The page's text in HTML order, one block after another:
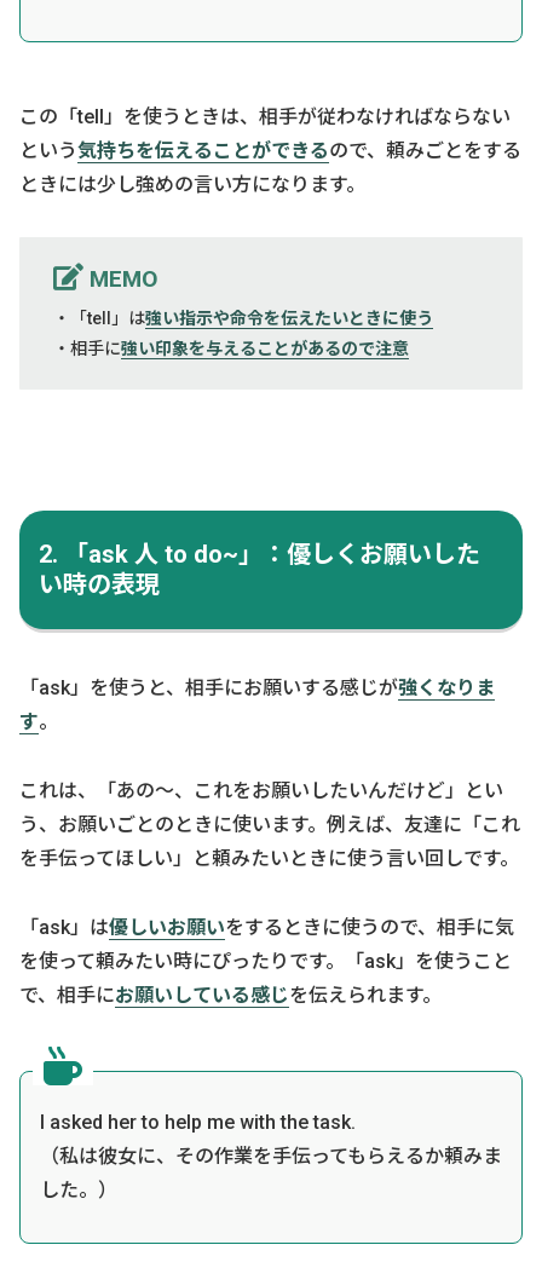
この「tell」を使うときは、相手が従わなければならない
という気持ちを伝えることができるので、頼みごとをする
ときには少し強めの言い方になります。
MEMO
・「tell」は強い指示や命令を伝えたいときに使う
・相手に強い印象を与えることがあるので注意
2. 「ask 人 to do~」：優しくお願いした
い時の表現
「ask」を使うと、相手にお願いする感じが強くなりま
す。
これは、「あの〜、これをお願いしたいんだけど」とい
う、お願いごとのときに使います。例えば、友達に「これ
を手伝ってほしい」と頼みたいときに使う言い回しです。
「ask」は優しいお願いをするときに使うので、相手に気
を使って頼みたい時にぴったりです。「ask」を使うこと
で、相手にお願いしている感じを伝えられます。
I asked her to help me with the task.
（私は彼女に、その作業を手伝ってもらえるか頼みま
した。）